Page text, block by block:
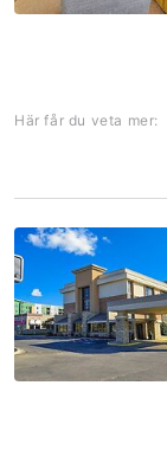
Här får du veta mer: